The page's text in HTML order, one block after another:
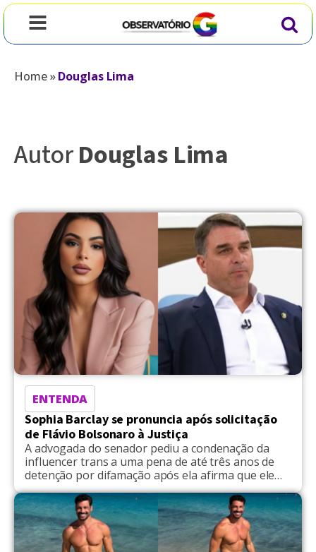
Home»Douglas Lima
AutorDouglas Lima
ENTENDA
Sophia Barclay se pronuncia após solicitação
de Flávio Bolsonaro à Justiça
A advogada do senador pediu a condenação da
influencer trans a uma pena de até três anos de
detenção por difamação após ela afirma que ele
transou com uma mulher trans